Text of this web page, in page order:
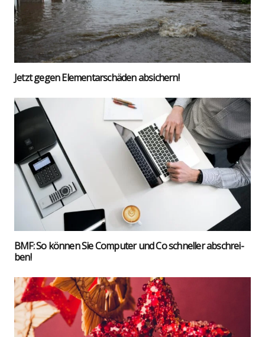
Jetzt gegen Ele­men­tar­schä­den absi­chern!
BMF: So kön­nen Sie Com­pu­ter und Co schnel­ler abschrei­
ben!